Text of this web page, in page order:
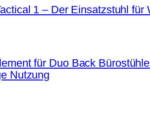
1 – Der Einsatzstuhl
für Duo Back
Nutzung